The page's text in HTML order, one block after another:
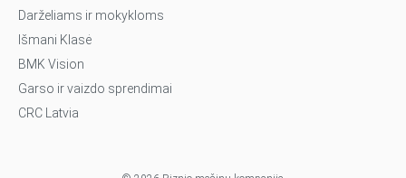
Darželiams ir mokykloms
Išmani Klasė
BMK Vision
Garso ir vaizdo sprendimai
CRC Latvia